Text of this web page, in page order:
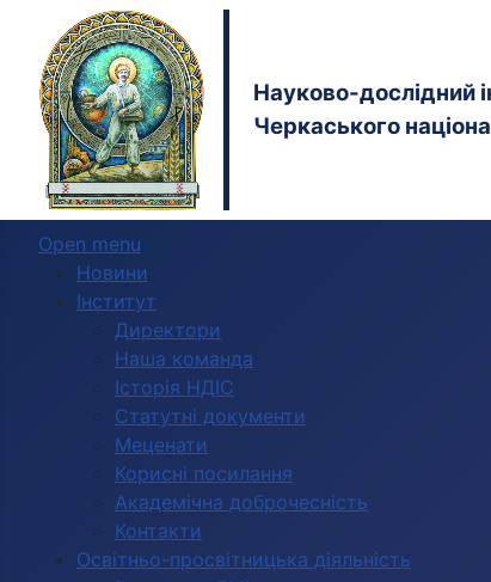
Науково-дослідний
Черкаського
Open menu
Новини
Інститут
Директори
Наша команда
Історія НДІС
Статутні документи
Меценати
Корисні посилання
Академічна доброчесність
Контакти
Освітньо-просвітницька діяльність